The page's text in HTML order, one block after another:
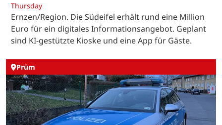
Thursday
Ernzen/Region. Die Südeifel erhält rund eine Million
Euro für ein digitales Informationsangebot. Geplant
sind KI-gestützte Kioske und eine App für Gäste.
Prüm